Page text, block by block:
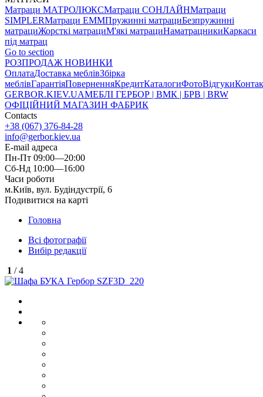
Матраци МАТРОЛЮКСМатраци СОНЛАЙНМатраци
SIMPLERМатраци ЕММПружинні матрациБезпружинні
матрациЖорсткі матрациМ'які матрациНаматрацникиКаркаси
під матрац
Go to section
РОЗПРОДАЖ НОВИНКИ
ОплатаДоставка меблівЗбірка
меблівГарантіяПоверненняКредитКаталогиФотоВідгуки
GERBOR.KIEV.UAМЕБЛI ГЕРБОР | ВМК | БРВ | BRW
ОФІЦІЙНИЙ МАГАЗИН ФАБРИК
Contacts
+38 (067) 376-84-28
info@gerbor.kiev.ua
E-mail адреса
Пн-Пт 09:00—20:00
Сб-Нд 10:00—16:00
Часи роботи
м.Київ, вул. Будіндустрії, 6
Подивитися на карті
Головна
Всі фотографії
Вибір редакції
1 / 4